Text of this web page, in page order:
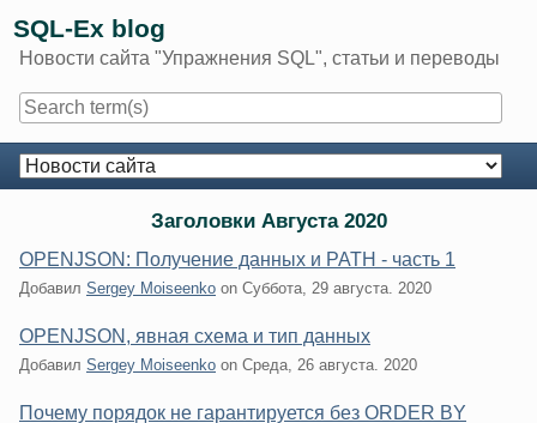
content
SQL-Ex blog
Новости сайта "Упражнения SQL", статьи и переводы
Navigation
Заголовки Августа 2020
OPENJSON: Получение данных и PATH - часть 1
Добавил Sergey Moiseenko on Суббота, 29 августа. 2020
OPENJSON, явная схема и тип данных
Добавил Sergey Moiseenko on Среда, 26 августа. 2020
Почему порядок не гарантируется без ORDER BY